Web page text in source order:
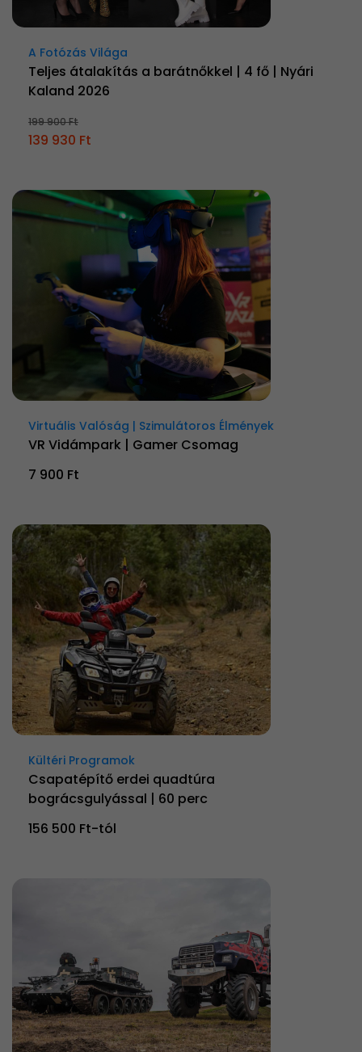
A Fotózás Világa
Teljes átalakítás a barátnőkkel | 4 fő | Nyári
Kaland 2026
199 900 Ft
139 930 Ft
Virtuális Valóság | Szimulátoros Élmények
VR Vidámpark | Gamer Csomag
7 900 Ft
Kültéri Programok
Csapatépítő erdei quadtúra
bográcsgulyással | 60 perc
156 500 Ft-tól